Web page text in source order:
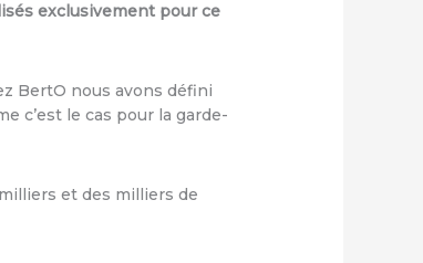
exclusivement pour ce
BertO nous avons défini
c’est le cas pour la garde-
et des milliers de